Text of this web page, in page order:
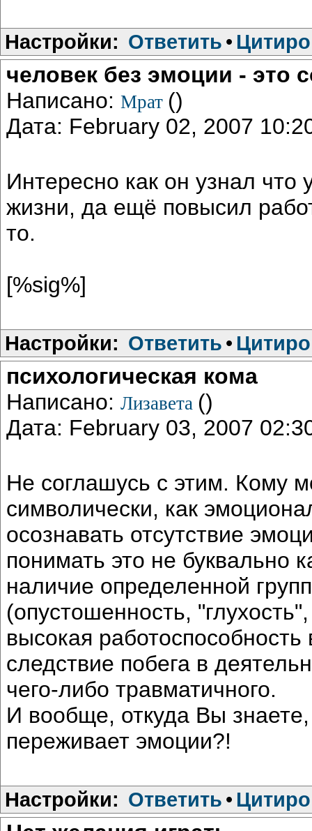
Настройки: Ответить •
человек без эмоции - это
Написано: Мрат ()
Дата: February 02, 2007
Интересно как он узнал что
жизни, да ещё повысил
то.
[%sig%]
Настройки: Ответить •
психологическая кома
Написано: Лизавета ()
Дата: February 03, 2007
Не соглашусь с этим. Кому
символически, как
осознавать отсутствие
понимать это не буквально
наличие определенной
(опустошенность,
высокая работоспособность
следствие побега в
чего-либо травматичного.
И вообще, откуда Вы
переживает эмоции?!
Настройки: Ответить •